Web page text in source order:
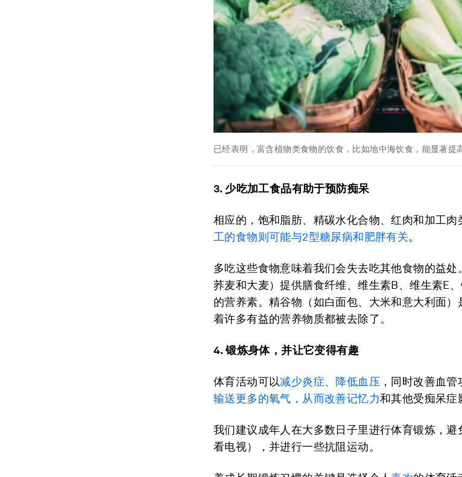
已经表明，富含植物类食物的饮食，比如地中海饮食，能显著提
3. 少吃加工食品有助于预防痴呆
相应的，饱和脂肪、精碳水化合物、红肉和加工
工的食物则可能与2型糖尿病和肥胖有关。
多吃这些食物意味着我们会失去吃其他食物的益处
荞麦和大麦）提供膳食纤维、维生素B、维生素E
的营养素。精谷物（如白面包、大米和意大利面
着许多有益的营养物质都被去除了。
4. 锻炼身体，并让它变得有趣
体育活动可以减少炎症、降低血压 ，同时改善血
输送更多的氧气，从而改善记忆力和其他受痴呆症
我们建议成年人在大多数日子里进行体育锻炼，
看电视），并进行一些抗阻运动。